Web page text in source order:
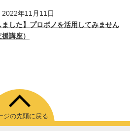
2022年11月11日
ました】プロボノを活用してみません
講座）
ジの先頭に戻る